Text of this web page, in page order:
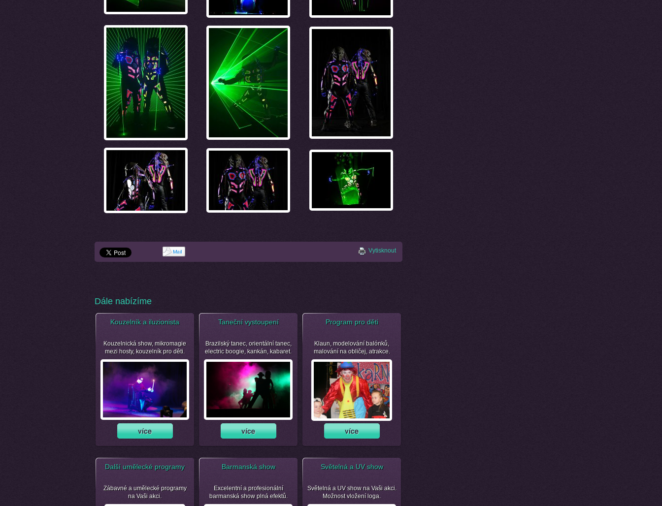
Vytisknout
Dále nabízíme
Kouzelník a iluzionista
Kouzelnická show, mikromagie
mezi hosty, kouzelník pro děti.
Taneční vystoupení
Brazilský tanec, orientální tanec,
electric boogie, kankán, kabaret.
Program pro děti
Klaun, modelování balónků,
malování na obličej, atrakce.
Další umělecké programy
Zábavné a umělecké programy
na Vaši akci.
Barmanská show
Excelentní a profesionální
barmanská show plná efektů.
Světelná a UV show
Světelná a UV show na Vaši akci.
Možnost vložení loga.